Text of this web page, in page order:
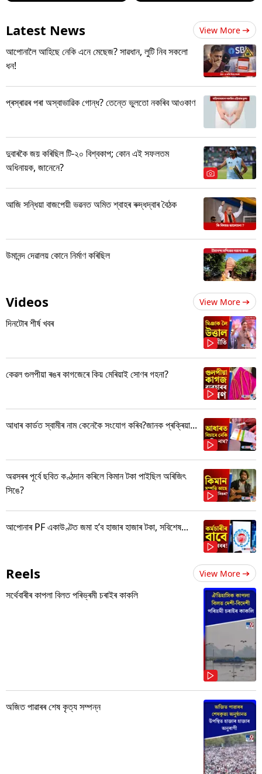
Latest News View More
আপোনালৈ আহিছে নেকি এনে মেছেজ? সাৱধান, লুটি নিব সকলো
ধন!
প্ৰস্ৰাৱৰ পৰা অস্বাভাৱিক গোন্ধ? তেন্তে ভুলতো নকৰিব আওকাণ
দুবাৰকৈ জয় কৰিছিল টি-২০ বিশ্বকাপ; কোন এই সফলতম
অধিনায়ক, জানেনে?
আজি সন্ধিয়া বাজপেয়ী ভৱনত অমিত শ্বাহৰ ৰুদ্ধদ্বাৰ বৈঠক
উমানন্দ দেৱালয় কোনে নিৰ্মাণ কৰিছিল
Videos View More
দিনটোৰ শীৰ্ষ খবৰ
কেৱল গুলপীয়া ৰঙৰ কাগজেৰে কিয় মেৰিয়াই সোণৰ গহনা?
আধাৰ কাৰ্ডত স্বামীৰ নাম কেনেকৈ সংযোগ কৰিব?জানক প্ৰক্ৰিয়া...
অৱসৰৰ পূৰ্বে ছবিত কণ্ঠদান কৰিলে কিমান টকা পাইছিল অৰিজিৎ
সিঙে?
আপোনাৰ PF একাউণ্টত জমা হ’ব হাজাৰ হাজাৰ টকা, সবিশেষ...
Reels View More
সৰ্থেবাৰীৰ কাপলা বিলত পৰিভ্ৰমী চৰাইৰ কাকলি
অজিত পাৱাৰৰ শেষ কৃত্য সম্পন্ন